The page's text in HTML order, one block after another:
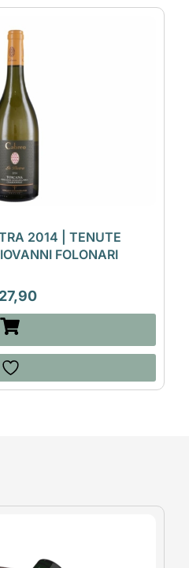
2014 | TENUTE
FOLONARI
27,90